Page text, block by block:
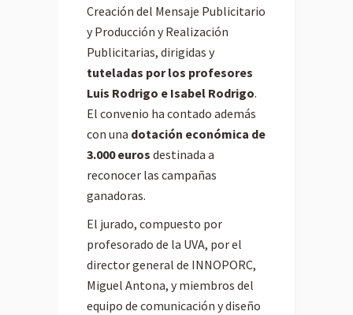
Creación del Mensaje Publicitario
y Producción y Realización
Publicitarias, dirigidas y
tuteladas por los profesores
Luis Rodrigo e Isabel Rodrigo.
El convenio ha contado además
con una dotación económica de
3.000 euros destinada a
reconocer las campañas
ganadoras.
El jurado, compuesto por
profesorado de la UVA, por el
director general de INNOPORC,
Miguel Antona, y miembros del
equipo de comunicación y diseño